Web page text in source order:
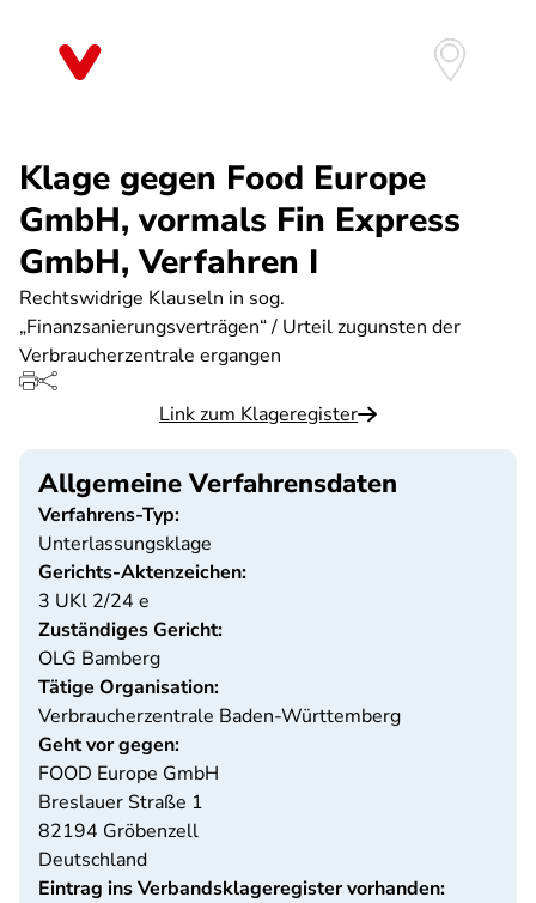
Klage gegen Food Europe
GmbH, vormals Fin Express
GmbH, Verfahren I
Rechtswidrige Klauseln in sog.
„Finanzsanierungsverträgen“ / Urteil zugunsten der
Verbraucherzentrale ergangen
Link zum Klageregister
Allgemeine Verfahrensdaten
Verfahrens-Typ:
Unterlassungsklage
Gerichts-Aktenzeichen:
3 UKl 2/24 e
Zuständiges Gericht:
OLG Bamberg
Tätige Organisation:
Verbraucherzentrale Baden-Württemberg
Geht vor gegen:
FOOD Europe GmbH
Breslauer Straße 1
82194 Gröbenzell
Deutschland
Eintrag ins Verbandsklageregister vorhanden: